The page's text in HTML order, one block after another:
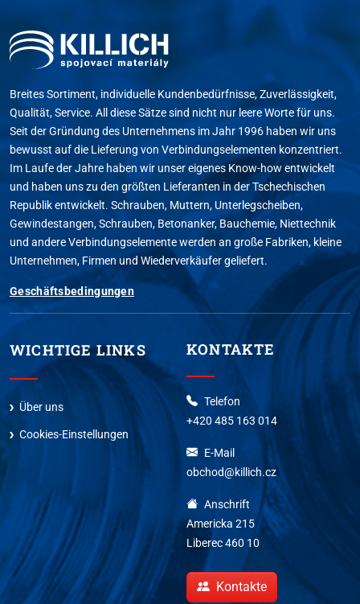
Breites Sortiment, individuelle Kundenbedürfnisse, Zuverlässigkeit,
Qualität, Service. All diese Sätze sind nicht nur leere Worte für uns.
Seit der Gründung des Unternehmens im Jahr 1996 haben wir uns
bewusst auf die Lieferung von Verbindungselementen konzentriert.
Im Laufe der Jahre haben wir unser eigenes Know-how entwickelt
und haben uns zu den größten Lieferanten in der Tschechischen
Republik entwickelt. Schrauben, Muttern, Unterlegscheiben,
Gewindestangen, Schrauben, Betonanker, Bauchemie, Niettechnik
und andere Verbindungselemente werden an große Fabriken, kleine
Unternehmen, Firmen und Wiederverkäufer geliefert.
Geschäftsbedingungen
WICHTIGE LINKS
Über uns
Cookies-Einstellungen
KONTAKTE
Telefon
+420 485 163 014
E-Mail
obchod@killich.cz
Anschrift
Americka 215
Liberec 460 10
Kontakte